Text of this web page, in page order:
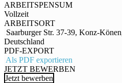
ARBEITSPENSUM
Vollzeit
ARBEITSORT
Saarburger Str. 37-39, Konz-
Deutschland
PDF-EXPORT
Als PDF exportieren
JETZT BEWERBEN
Jetzt bewerben